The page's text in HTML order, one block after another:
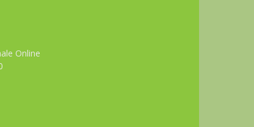
Online